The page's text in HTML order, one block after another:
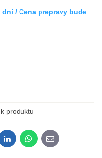
dní / Cena prepravy bude
produktu
LinkedInWhatsApp
E-mail